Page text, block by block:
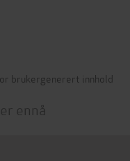
brukergenerert innhold
ennå